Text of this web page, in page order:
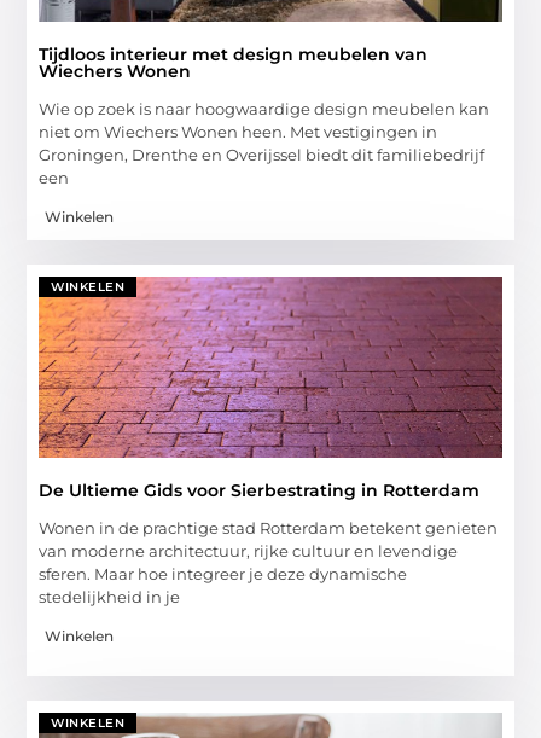
Tijdloos interieur met design meubelen van
Wiechers Wonen
Wie op zoek is naar hoogwaardige design meubelen kan
niet om Wiechers Wonen heen. Met vestigingen in
Groningen, Drenthe en Overijssel biedt dit familiebedrijf
een
Winkelen
WINKELEN
De Ultieme Gids voor Sierbestrating in Rotterdam
Wonen in de prachtige stad Rotterdam betekent genieten
van moderne architectuur, rijke cultuur en levendige
sferen. Maar hoe integreer je deze dynamische
stedelijkheid in je
Winkelen
WINKELEN